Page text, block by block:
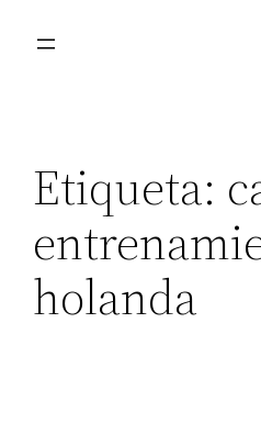
Etiqueta:
holanda